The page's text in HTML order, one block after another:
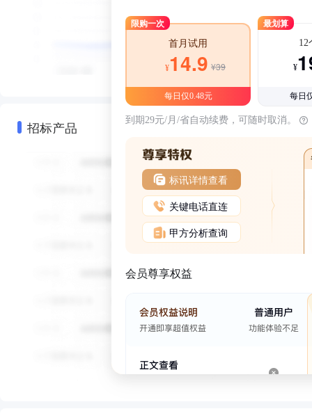
招标产品
限购一次
首月试用
¥14.9 ¥39
每日仅0.48元
最划算
12
¥
每日
到期29元/月/省自动续费，可随时取消。
标讯详情查看
关键电话直连
甲方分析查询
会员尊享权益